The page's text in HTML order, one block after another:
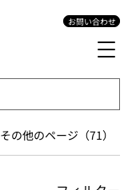
お問い合わせ
その他のページ（71）